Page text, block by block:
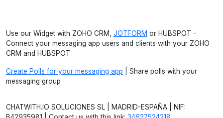
Use our Widget with ZOHO CRM, JOTFORM or HUBSPOT -
Connect your messaging app users and clients with your ZOHO
CRM and HUBSPOT
Create Polls for your messaging app | Share polls with your
messaging group
CHATWITH.IO SOLUCIONES SL | MADRID-ESPAÑA | NIF: